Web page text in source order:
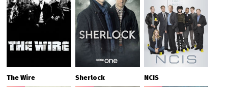
The Wire Sherlock NCIS